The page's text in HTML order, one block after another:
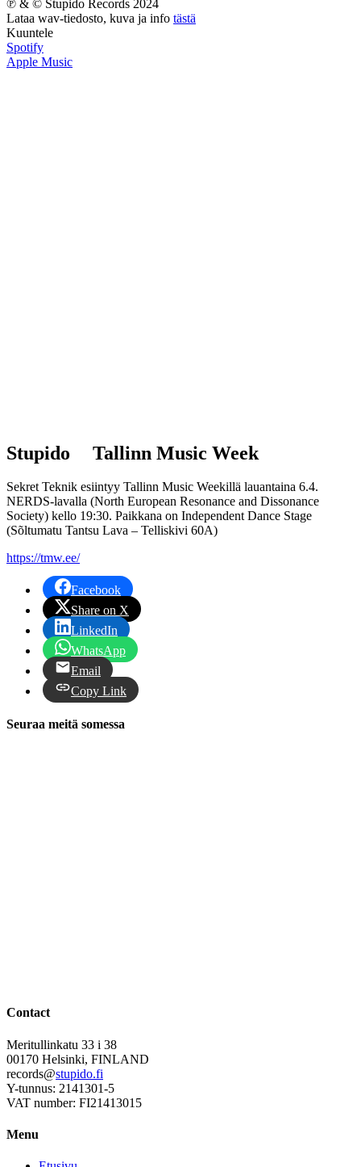
℗ & © Stupido Records 2024
Lataa wav-tiedosto, kuva ja info tästä
Kuuntele
Spotify
Apple Music
Stupido Tallinn Music Week
Sekret Teknik esiintyy Tallinn Music Weekillä lauantaina 6.4.
NERDS-lavalla (North European Resonance and Dissonance
Society) kello 19:30. Paikkana on Independent Dance Stage
(Sõltumatu Tantsu Lava – Telliskivi 60A)
https://tmw.ee/
Facebook
Share on X
LinkedIn
WhatsApp
Email
Copy Link
Seuraa meitä somessa
Contact
Meritullinkatu 33 i 38
00170 Helsinki, FINLAND
records@stupido.fi
Y-tunnus: 2141301-5
VAT number: FI21413015
Menu